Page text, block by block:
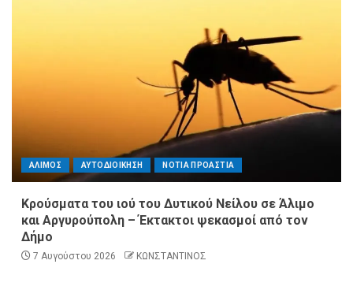
ΑΛΙΜΟΣ ΑΥΤΟΔΙΟΙΚΗΣΗ ΝΟΤΙΑ ΠΡΟΑΣΤΙΑ
Κρούσματα του ιού του Δυτικού Νείλου σε Άλιμο
και Αργυρούπολη – Έκτακτοι ψεκασμοί από τον
Δήμο
7 Αυγούστου 2026 ΚΩΝΣΤΑΝΤΙΝΟΣ